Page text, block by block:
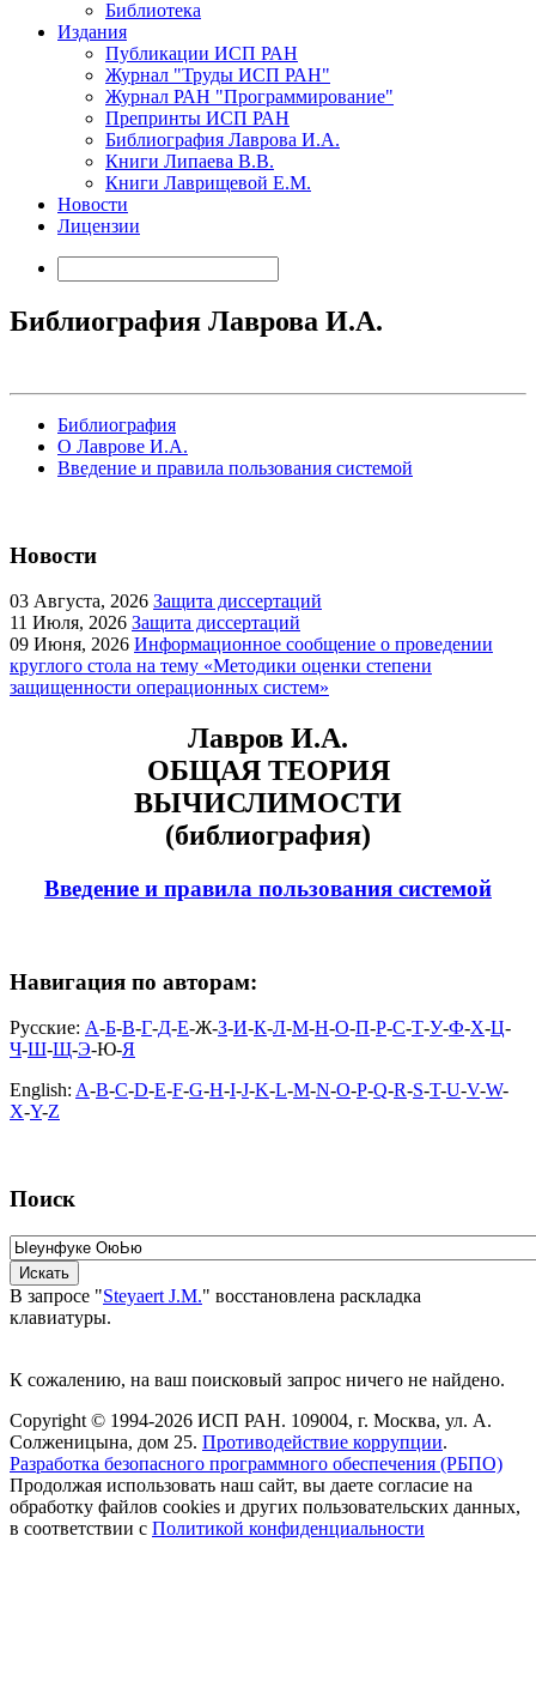
Библиотека
Издания
Публикации ИСП РАН
Журнал "Труды ИСП РАН"
Журнал РАН "Программирование"
Препринты ИСП РАН
Библиография Лаврова И.А.
Книги Липаева В.В.
Книги Лаврищевой Е.М.
Новости
Лицензии
Библиография Лаврова И.А.
Библиография
О Лаврове И.А.
Введение и правила пользования системой
Новости
03 Августа, 2026 Защита диссертаций
11 Июля, 2026 Защита диссертаций
09 Июня, 2026 Информационное сообщение о проведении
круглого стола на тему «Методики оценки степени
защищенности операционных систем»
Лавров И.А.
ОБЩАЯ ТЕОРИЯ
ВЫЧИСЛИМОСТИ
(библиография)
Введение и правила пользования системой
Навигация по авторам:
Русские: А-Б-В-Г-Д-Е-Ж-З-И-К-Л-М-Н-О-П-Р-С-Т-У-Ф-Х-Ц-
Ч-Ш-Щ-Э-Ю-Я
English: A-B-C-D-E-F-G-H-I-J-K-L-M-N-O-P-Q-R-S-T-U-V-W-
X-Y-Z
Поиск
В запросе "Steyaert J.M." восстановлена раскладка
клавиатуры.
К сожалению, на ваш поисковый запрос ничего не найдено.
Copyright © 1994-2026 ИСП РАН. 109004, г. Москва, ул. А.
Солженицына, дом 25. Противодействие коррупции.
Разработка безопасного программного обеспечения (РБПО)
Продолжая использовать наш сайт, вы даете согласие на
обработку файлов cookies и других пользовательских данных,
в соответствии с Политикой конфиденциальности